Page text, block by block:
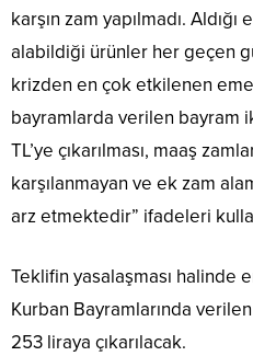
karşın zam yapılmadı.
alabildiği ürünler her geçen
krizden en çok etkilenen
bayramlarda verilen bayram
TL’ye çıkarılması, maaş
karşılanmayan ve ek zam
arz etmektedir” ifadeleri
Teklifin yasalaşması halinde
Kurban Bayramlarında
253 liraya çıkarılacak.